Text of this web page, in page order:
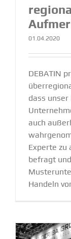
01.04.2020
DEBATIN
dass unser
auch
Experte zu
befragt
Handeln